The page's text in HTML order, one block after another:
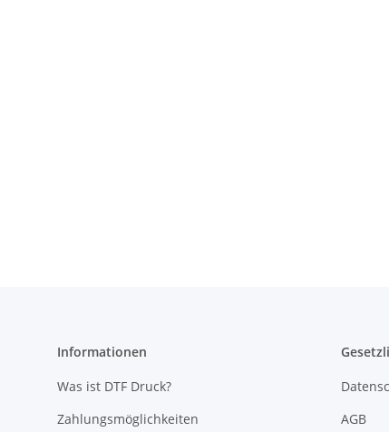
Informationen
Was ist DTF Druck?
Zahlungsmöglichkeiten
AGB